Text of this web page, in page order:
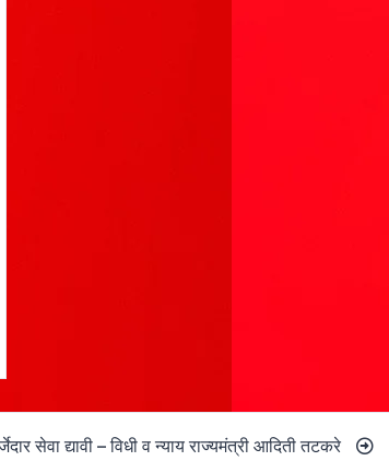
सेवा द्यावी – विधी व न्याय राज्यमंत्री आदिती तटकरे